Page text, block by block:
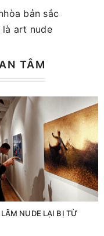
bản sắc
là art nude
TÂM
LÃM NUDE LẠI BỊ TỪ